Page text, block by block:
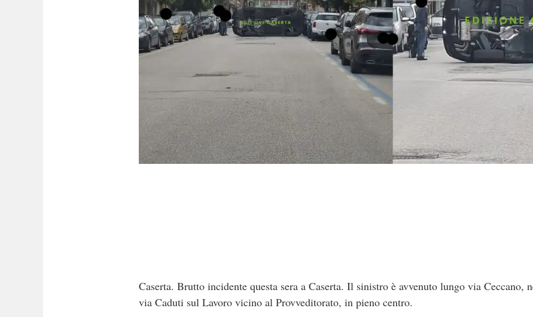
Caserta. Brutto incidente questa sera a Caserta. Il sinistro è avvenuto lungo via Ceccano,
via Caduti sul Lavoro vicino al Provveditorato, in pieno centro.